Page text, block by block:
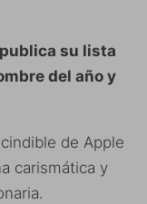
su lista
del año y
de Apple
carismática y